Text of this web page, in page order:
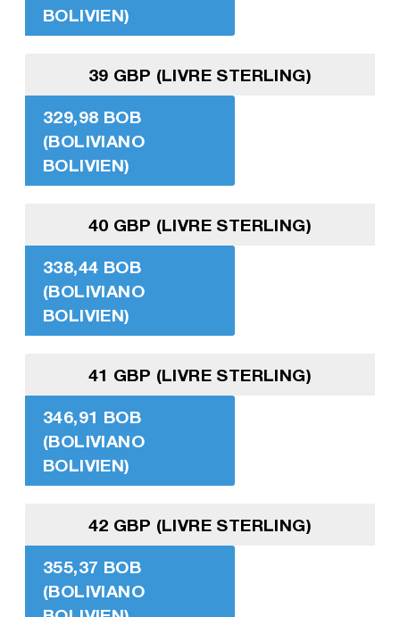
BOLIVIEN)
39 GBP (LIVRE STERLING)
329,98 BOB
(BOLIVIANO
BOLIVIEN)
40 GBP (LIVRE STERLING)
338,44 BOB
(BOLIVIANO
BOLIVIEN)
41 GBP (LIVRE STERLING)
346,91 BOB
(BOLIVIANO
BOLIVIEN)
42 GBP (LIVRE STERLING)
355,37 BOB
(BOLIVIANO